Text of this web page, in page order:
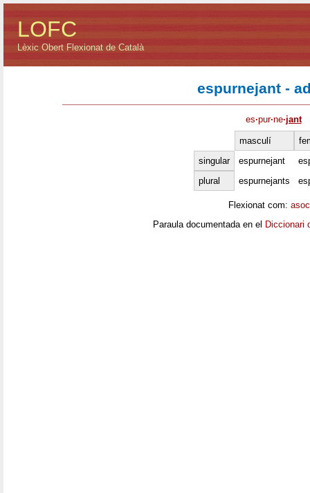
LOFC
Lèxic Obert Flexionat de Català
espurnejant -
es·pur·ne·jant
masculí
singular
espurnejant
plural
espurnejants
Flexionat com:
Paraula documentada en el Diccionari